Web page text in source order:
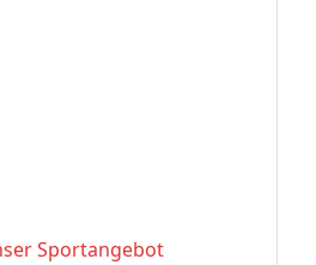
Sportangebot